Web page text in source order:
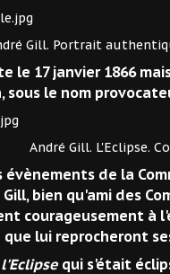
authentique
le 17 janvier 1866
le nom
de la
bien qu'ami des
courageusement à
que lui reprocheront
l'Eclipse qui s'était